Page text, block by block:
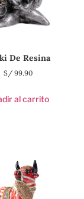
De Resina
S/99.90
al carrito